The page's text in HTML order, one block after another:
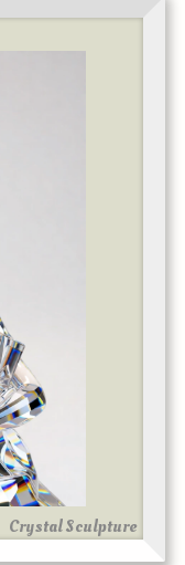
Crystal Sculpture